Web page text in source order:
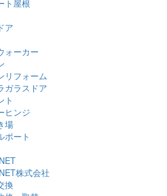
ト屋根
ア
ォーカー
リフォーム
ガラスドア
ト
ヒンジ
場
ポート
株式会社
換